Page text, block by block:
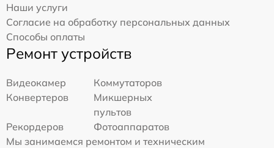
Наши услуги
Согласие на обработку персональных данных
Способы оплаты
Ремонт устройств
Видеокамер
Коммутаторов
Конвертеров
Микшерных
пультов
Рекордеров
Фотоаппаратов
Мы занимаемся ремонтом и техническим